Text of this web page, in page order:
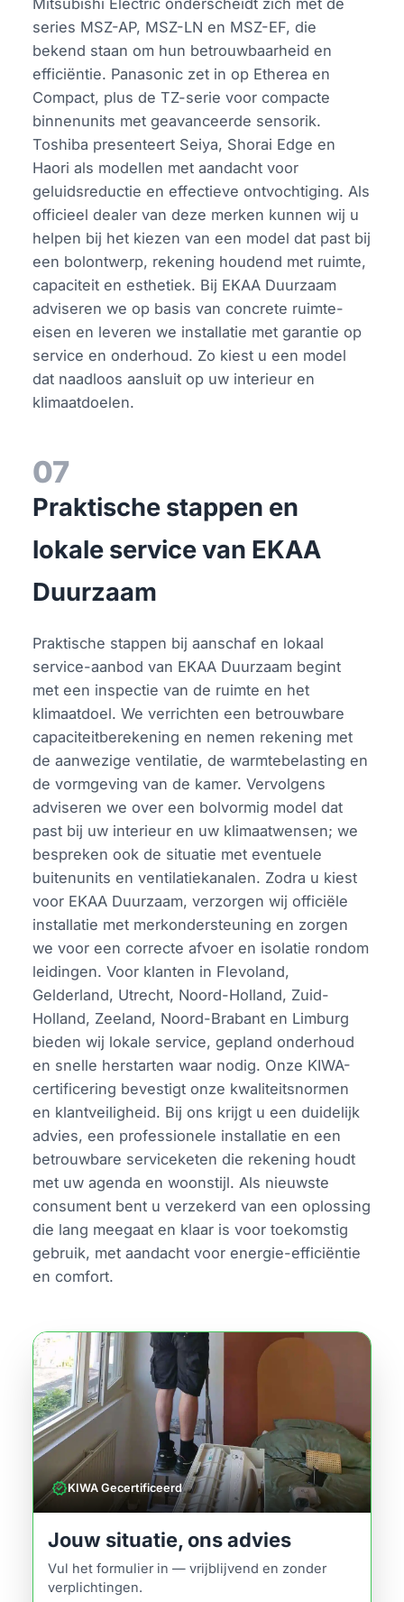
series MSZ-AP, MSZ-LN en MSZ-EF, die
bekend staan om hun betrouwbaarheid en
efficiëntie. Panasonic zet in op Etherea en
Compact, plus de TZ-serie voor compacte
binnenunits met geavanceerde sensorik.
Toshiba presenteert Seiya, Shorai Edge en
Haori als modellen met aandacht voor
geluidsreductie en effectieve ontvochtiging. Als
officieel dealer van deze merken kunnen wij u
helpen bij het kiezen van een model dat past bij
een bolontwerp, rekening houdend met ruimte,
capaciteit en esthetiek. Bij EKAA Duurzaam
adviseren we op basis van concrete ruimte-
eisen en leveren we installatie met garantie op
service en onderhoud. Zo kiest u een model
dat naadloos aansluit op uw interieur en
klimaatdoelen.
07
Praktische stappen en
lokale service van EKAA
Duurzaam
Praktische stappen bij aanschaf en lokaal
service-aanbod van EKAA Duurzaam begint
met een inspectie van de ruimte en het
klimaatdoel. We verrichten een betrouwbare
capaciteitberekening en nemen rekening met
de aanwezige ventilatie, de warmtebelasting en
de vormgeving van de kamer. Vervolgens
adviseren we over een bolvormig model dat
past bij uw interieur en uw klimaatwensen; we
bespreken ook de situatie met eventuele
buitenunits en ventilatiekanalen. Zodra u kiest
voor EKAA Duurzaam, verzorgen wij officiële
installatie met merkondersteuning en zorgen
we voor een correcte afvoer en isolatie rondom
leidingen. Voor klanten in Flevoland,
Gelderland, Utrecht, Noord-Holland, Zuid-
Holland, Zeeland, Noord-Brabant en Limburg
bieden wij lokale service, gepland onderhoud
en snelle herstarten waar nodig. Onze KIWA-
certificering bevestigt onze kwaliteitsnormen
en klantveiligheid. Bij ons krijgt u een duidelijk
advies, een professionele installatie en een
betrouwbare serviceketen die rekening houdt
met uw agenda en woonstijl. Als nieuwste
consument bent u verzekerd van een oplossing
die lang meegaat en klaar is voor toekomstig
gebruik, met aandacht voor energie-efficiëntie
en comfort.
verifiedKIWA Gecertificeerd
Jouw situatie, ons advies
Vul het formulier in — vrijblijvend en zonder
verplichtingen.